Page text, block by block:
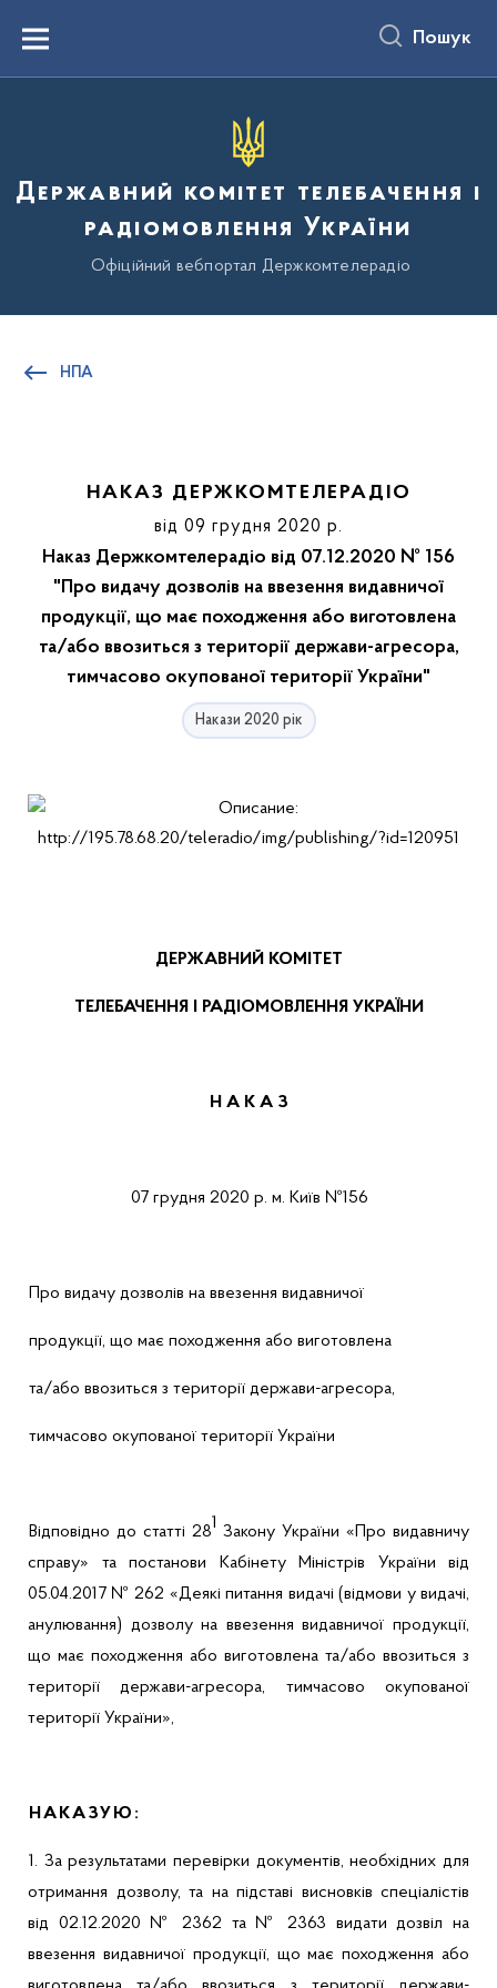
вмістуMenu Пошук
Державний комітет телебачення і
радіомовлення України
Офіційний вебпортал Держкомтелерадіо
НПА
НАКАЗ ДЕРЖКОМТЕЛЕРАДІО
від 09 грудня 2020 р.
Наказ Держкомтелерадіо від 07.12.2020 № 156
"Про видачу дозволів на ввезення видавничої
продукції, що має походження або виготовлена
та/або ввозиться з території держави-агресора,
тимчасово окупованої території України"
Накази 2020 рік
ДЕРЖАВНИЙ КОМІТЕТ
ТЕЛЕБАЧЕННЯ І РАДІОМОВЛЕННЯ УКРАЇНИ
Н А К А З
07 грудня 2020 р. м. Київ №156
Про видачу дозволів на ввезення видавничої
продукції, що має походження або виготовлена
та/або ввозиться з території держави-агресора,
тимчасово окупованої території України
Відповідно до статті 281 Закону України «Про видавничу
справу» та постанови Кабінету Міністрів України від
05.04.2017 № 262 «Деякі питання видачі (відмови у видачі,
анулювання) дозволу на ввезення видавничої продукції,
що має походження або виготовлена та/або ввозиться з
території держави-агресора, тимчасово окупованої
території України»,
НАКАЗУЮ:
1. За результатами перевірки документів, необхідних для
отримання дозволу, та на підставі висновків спеціалістів
від 02.12.2020 № 2362 та № 2363 видати дозвіл на
ввезення видавничої продукції, що має походження або